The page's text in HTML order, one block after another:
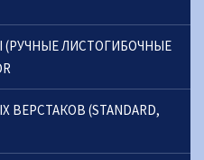
ЛИСТОГИБОЧНЫЕ
(STANDARD,